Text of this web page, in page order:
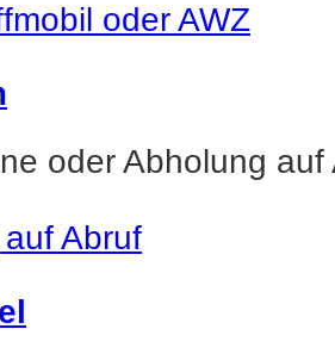
oder AWZ
oder Abholung
Abruf